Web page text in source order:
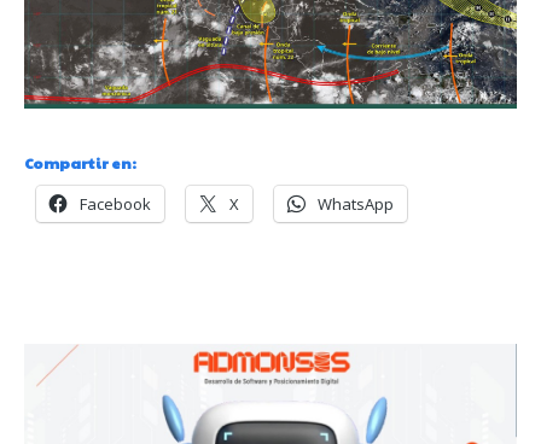
Compartir en:
Facebook X WhatsApp